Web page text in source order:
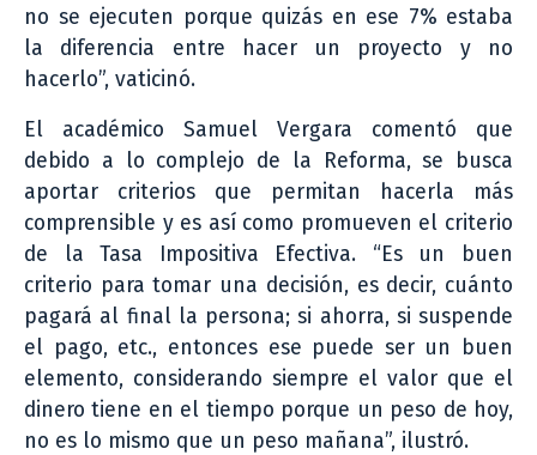
no se ejecuten porque quizás en ese 7% estaba
la diferencia entre hacer un proyecto y no
hacerlo”, vaticinó.
El académico Samuel Vergara comentó que
debido a lo complejo de la Reforma, se busca
aportar criterios que permitan hacerla más
comprensible y es así como promueven el criterio
de la Tasa Impositiva Efectiva. “Es un buen
criterio para tomar una decisión, es decir, cuánto
pagará al final la persona; si ahorra, si suspende
el pago, etc., entonces ese puede ser un buen
elemento, considerando siempre el valor que el
dinero tiene en el tiempo porque un peso de hoy,
no es lo mismo que un peso mañana”, ilustró.